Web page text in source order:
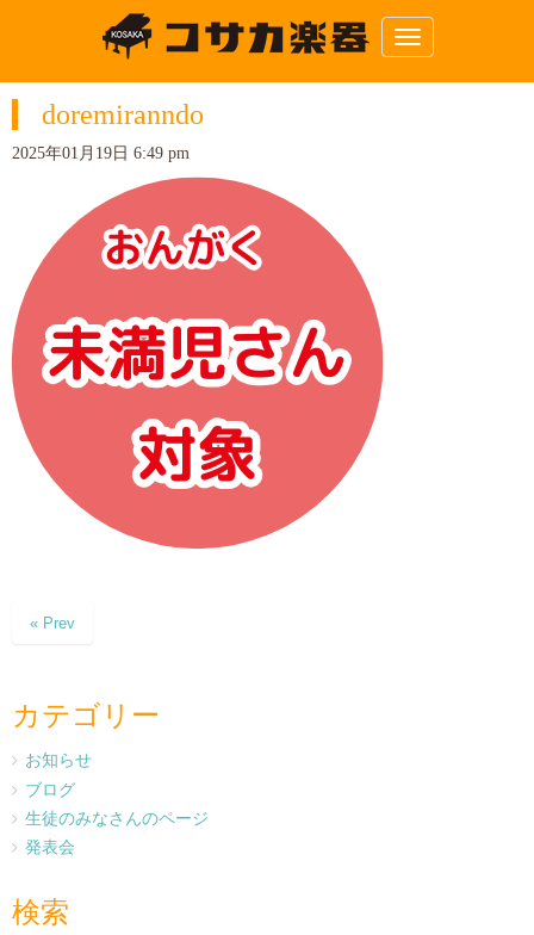
N
a
doremiranndo
2025年01月19日 6:49 pm
« Prev
カテゴリー
お知らせ
ブログ
生徒のみなさんのページ
発表会
検索